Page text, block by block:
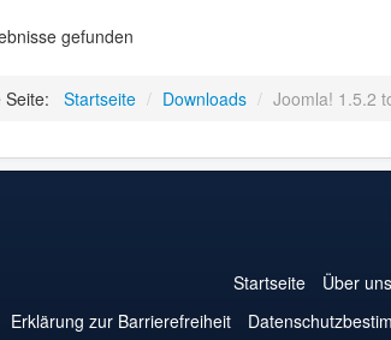
gefunden
Seite: Startseite / Downloads / Joomla! 1.5.2
Startseite Über uns
Erklärung zur Barrierefreiheit